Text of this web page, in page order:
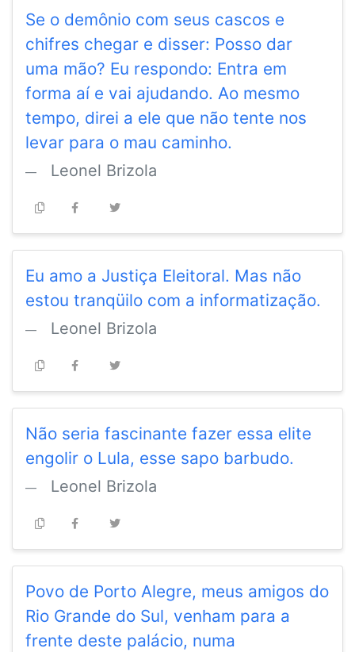
Se o demônio com seus cascos e
chifres chegar e disser: Posso dar
uma mão? Eu respondo: Entra em
forma aí e vai ajudando. Ao mesmo
tempo, direi a ele que não tente nos
levar para o mau caminho.
Leonel Brizola
Eu amo a Justiça Eleitoral. Mas não
estou tranqüilo com a informatização.
Leonel Brizola
Não seria fascinante fazer essa elite
engolir o Lula, esse sapo barbudo.
Leonel Brizola
Povo de Porto Alegre, meus amigos do
Rio Grande do Sul, venham para a
frente deste palácio, numa